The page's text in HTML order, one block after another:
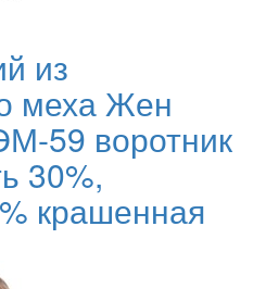
из
меха Жен
59 воротник
30%,
крашенная